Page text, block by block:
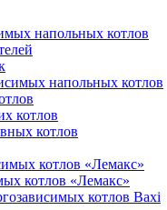
напольных котлов
напольных котлов
котлов
котлов
котлов «Лемакс»
котлов «Лемакс»
котлов Baxi